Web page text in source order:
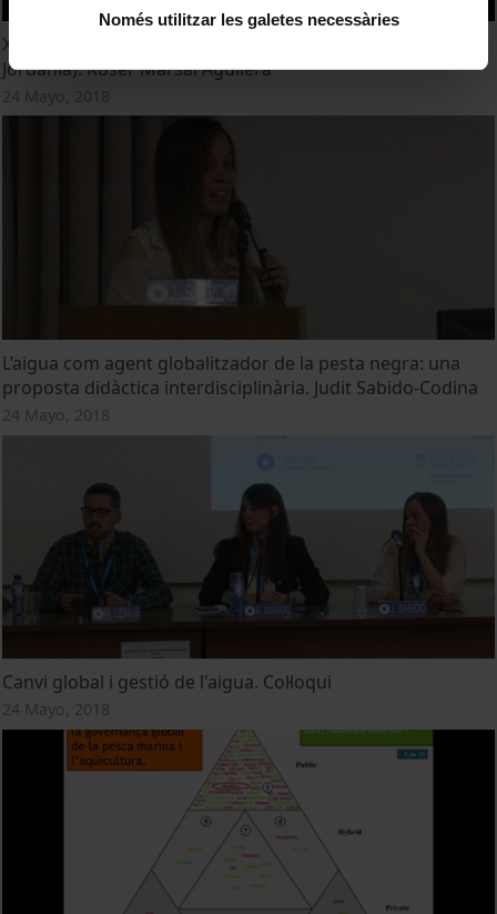
Només utilitzar les galetes necessàries
Xarxes de distribució de l'aigua al jaciment de Sela (Tafila,
Jordània). Roser Marsal Aguilera
L’aigua com agent globalitzador de la pesta negra: una
proposta didàctica interdisciplinària. Judit Sabido-Codina
24 Mayo, 2018
Canvi global i gestió de l'aigua. Col·loqui
24 Mayo, 2018